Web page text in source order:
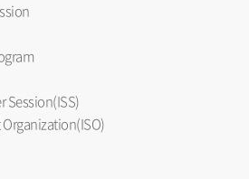
Session(ISS)